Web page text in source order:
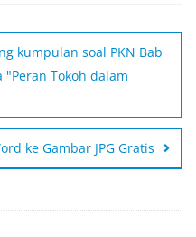
kumpulan soal PKN Bab
"Peran Tokoh dalam
ke Gambar JPG Gratis